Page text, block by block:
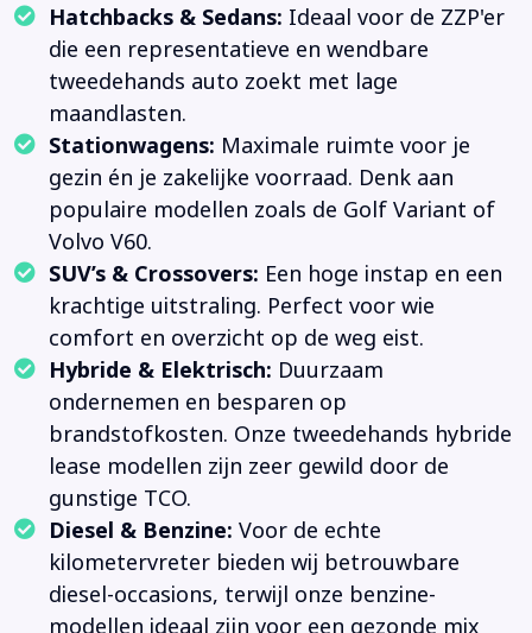
Hatchbacks & Sedans: Ideaal voor de ZZP'er
die een representatieve en wendbare
tweedehands auto zoekt met lage
maandlasten.
Stationwagens: Maximale ruimte voor je
gezin én je zakelijke voorraad. Denk aan
populaire modellen zoals de Golf Variant of
Volvo V60.
SUV’s & Crossovers: Een hoge instap en een
krachtige uitstraling. Perfect voor wie
comfort en overzicht op de weg eist.
Hybride & Elektrisch: Duurzaam
ondernemen en besparen op
brandstofkosten. Onze tweedehands hybride
lease modellen zijn zeer gewild door de
gunstige TCO.
Diesel & Benzine: Voor de echte
kilometervreter bieden wij betrouwbare
diesel-occasions, terwijl onze benzine-
modellen ideaal zijn voor een gezonde mix